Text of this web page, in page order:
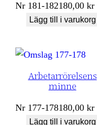
Nr 181-182180,00kr
Lägg till i varukorg
Arbetarrörelsens
minne
Nr 177-178180,00kr
Lägg till i varukorg